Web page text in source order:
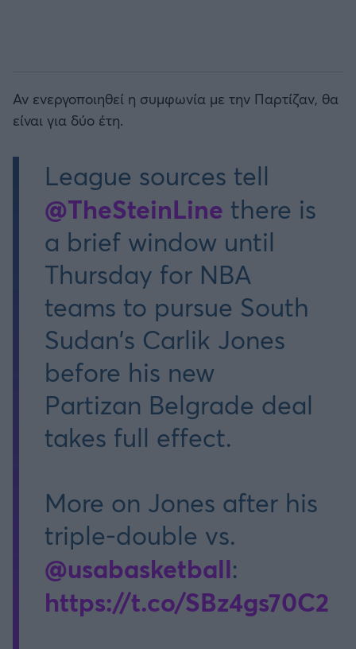
Αν ενεργοποιηθεί η συμφωνία με την Παρτίζαν, θα
είναι για δύο έτη.
League sources tell
@TheSteinLine there is
a brief window until
Thursday for NBA
teams to pursue South
Sudan's Carlik Jones
before his new
Partizan Belgrade deal
takes full effect.
More on Jones after his
triple-double vs.
@usabasketball:
https://t.co/SBz4gs70C2